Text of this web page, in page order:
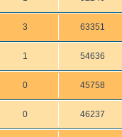
3 63351
1 54636
0 45758
0 46237